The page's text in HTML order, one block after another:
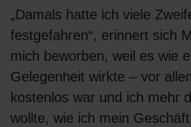
„Damals hatte ich viele
festgefahren“, erinnert sich
mich beworben, weil es wie
Gelegenheit wirkte – vor
kostenlos war und ich mehr
wollte, wie ich mein